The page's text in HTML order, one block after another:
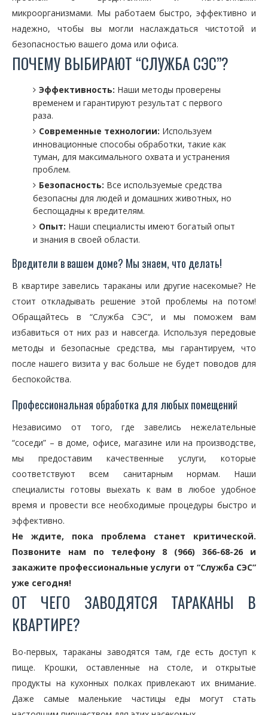
микроорганизмами. Мы работаем быстро, эффективно и
надежно, чтобы вы могли наслаждаться чистотой и
безопасностью вашего дома или офиса.
ПОЧЕМУ ВЫБИРАЮТ “СЛУЖБА СЭС”?
Эффективность: Наши методы проверены
временем и гарантируют результат с первого
раза.
Современные технологии: Используем
инновационные способы обработки, такие как
туман, для максимального охвата и устранения
проблем.
Безопасность: Все используемые средства
безопасны для людей и домашних животных, но
беспощадны к вредителям.
Опыт: Наши специалисты имеют богатый опыт
и знания в своей области.
Вредители в вашем доме? Мы знаем, что делать!
В квартире завелись тараканы или другие насекомые? Не
стоит откладывать решение этой проблемы на потом!
Обращайтесь в “Служба СЭС”, и мы поможем вам
избавиться от них раз и навсегда. Используя передовые
методы и безопасные средства, мы гарантируем, что
после нашего визита у вас больше не будет поводов для
беспокойства.
Профессиональная обработка для любых помещений
Независимо от того, где завелись нежелательные
“соседи” – в доме, офисе, магазине или на производстве,
мы предоставим качественные услуги, которые
соответствуют всем санитарным нормам. Наши
специалисты готовы выехать к вам в любое удобное
время и провести все необходимые процедуры быстро и
эффективно.
Не ждите, пока проблема станет критической.
Позвоните нам по телефону 8 (966) 366-68-26 и
закажите профессиональные услуги от “Служба СЭС”
уже сегодня!
ОТ ЧЕГО ЗАВОДЯТСЯ ТАРАКАНЫ В
КВАРТИРЕ?
Во-первых, тараканы заводятся там, где есть доступ к
пище. Крошки, оставленные на столе, и открытые
продукты на кухонных полках привлекают их внимание.
Даже самые маленькие частицы еды могут стать